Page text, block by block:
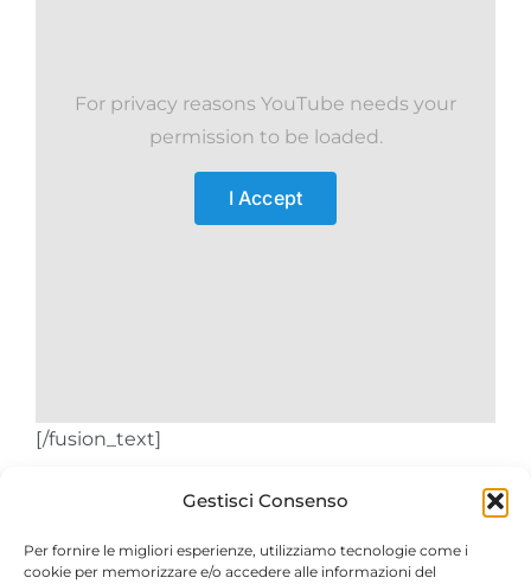
Gestisci Consenso
Per fornire le migliori esperienze, utilizziamo tecnologie come i
cookie per memorizzare e/o accedere alle informazioni del
For privacy reasons YouTube needs your
permission to be loaded.
I Accept
[/fusion_text]
Condividi questa storia, scegli tu